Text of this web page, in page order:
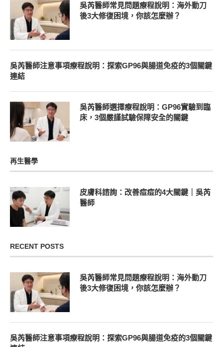
吳芮醫師常見問題療程說明：海外動刀
後3大修復困境，你該怎麼辦？
吳芮醫師注意事項療程說明：探索GP96與腸道免疫的3個關鍵
連結
吳芮醫師選擇療程說明：GP96實驗到臨
床，3個嚴謹試驗保障安全的關鍵
再生醫學
皮膚科諮詢：改善痘痘的4大關鍵｜吳芮
醫師
RECENT POSTS
吳芮醫師常見問題療程說明：海外動刀
後3大修復困境，你該怎麼辦？
吳芮醫師注意事項療程說明：探索GP96與腸道免疫的3個關鍵